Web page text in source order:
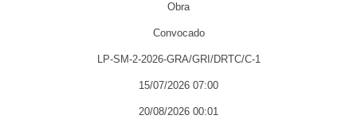
Obra
Convocado
LP-SM-2-2026-GRA/GRI/DRTC/C-1
15/07/2026 07:00
20/08/2026 00:01